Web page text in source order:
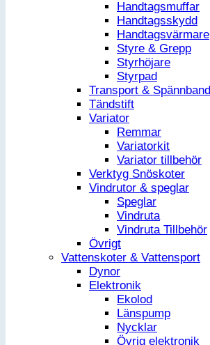
Handtagsmuffar
Handtagsskydd
Handtagsvärmare
Styre & Grepp
Styrhöjare
Styrpad
Transport & Spännband
Tändstift
Variator
Remmar
Variatorkit
Variator tillbehör
Verktyg Snöskoter
Vindrutor & speglar
Speglar
Vindruta
Vindruta Tillbehör
Övrigt
Vattenskoter & Vattensport
Dynor
Elektronik
Ekolod
Länspump
Nycklar
Övrig elektronik